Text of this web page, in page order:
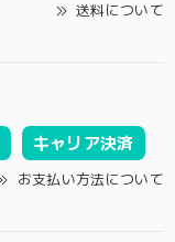
送料について
キャリア決済
お支払い方法について